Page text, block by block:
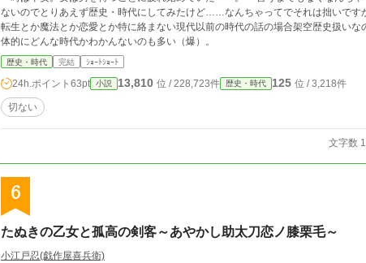
ないのでとりあえず歴史・時代にしてみたけど……なんちゃってでそれは拙いで
転生とか魔法とか恋愛とか特に絡まない現代以前の時代の話の場合架空歴史扱い
体的にどんな時代かわかんないのも多い（爆）。
歴史・時代 完結 ｼｮｰﾄｼｮｰﾄ
24h.ポイント 63pt 小説 13,810 位 / 228,723件 歴史・時代 125 位 / 3,218件
切ない
文字数
6
たぬきの乙女と孤高の剣客～あやかし助太刀恋ノ膝栗毛～
小江戸忍(戯作屋喜兵衛)